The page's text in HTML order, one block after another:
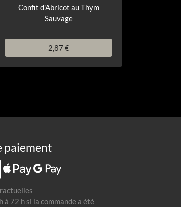
Confit d'Abricot au Thym
Sauvage
2,87 €
paiement
à 72 h si la commande a été